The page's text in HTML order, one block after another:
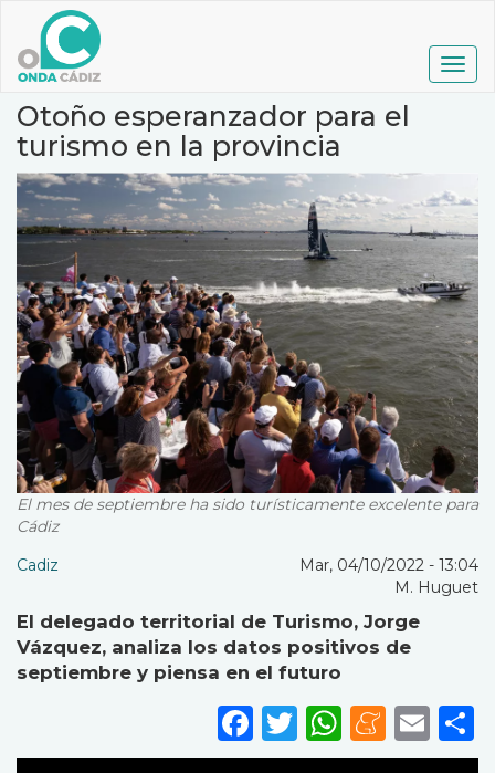
contenido
principal
Otoño esperanzador para el
turismo en la provincia
El mes de septiembre ha sido turísticamente excelente para
Cádiz
Cadiz
Mar, 04/10/2022 - 13:04
M. Huguet
El delegado territorial de Turismo, Jorge
Vázquez, analiza los datos positivos de
septiembre y piensa en el futuro
Facebook
Twitter